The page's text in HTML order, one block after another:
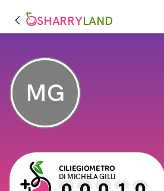
SHARRYLAND
MG
CILIEGIOMETRO
DI MICHELA GILLI